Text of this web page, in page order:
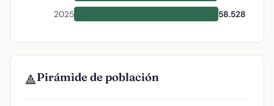
2025
58.528
🔺Pirámide de población